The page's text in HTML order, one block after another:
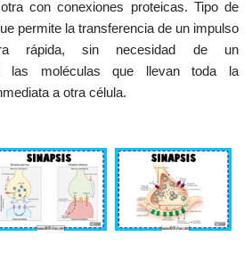
con conexiones proteicas. Tipo de
permite la transferencia de un impulso
rápida, sin necesidad de un
las moléculas que llevan toda la
a otra célula.